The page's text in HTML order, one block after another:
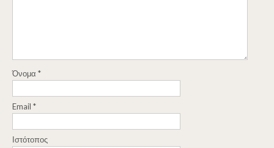
Όνομα *
Email *
Ιστότοπος